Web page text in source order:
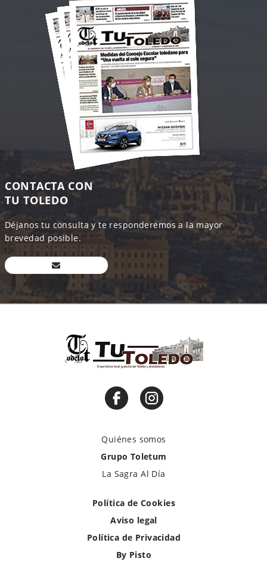
CONTACTA CON
TU TOLEDO
Déjanos tu consulta y te responderemos a la mayor
brevedad posible.
Quiénes somos
Grupo Toletum
La Sagra Al Día
Política de Cookies
Aviso legal
Política de Privacidad
By Pisto